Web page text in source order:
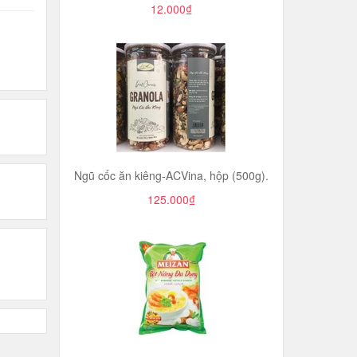
12.000₫
Ngũ cốc ăn kiêng-ACVina, hộp (500g).
125.000₫